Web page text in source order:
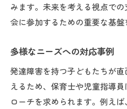
みます。未来を考える視点で
会に参加するための重要な基盤
多様なニーズへの対応事例
発達障害を持つ子どもたちが
えるため、保育士や児童指導
ローチを求められます。例え